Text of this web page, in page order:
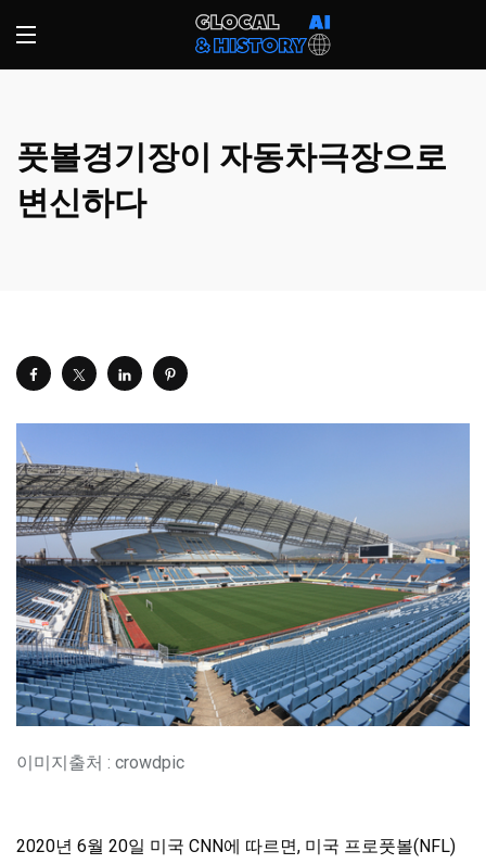
풋볼경기장이 자동차극장으로
변신하다
이미지출처 : crowdpic
2020년 6월 20일 미국 CNN에 따르면, 미국 프로풋볼(NFL)